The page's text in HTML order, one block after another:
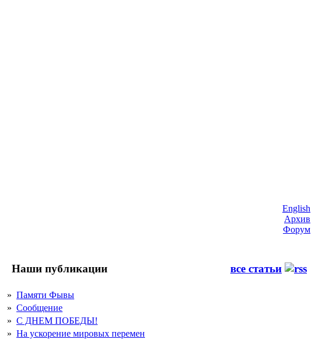
English
Архив
Форум
Наши публикации все статьи
» Памяти Фывы
» Сообщение
» С ДНЕМ ПОБЕДЫ!
» На ускорение мировых перемен